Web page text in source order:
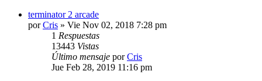
terminator 2 arcade
porCris » Vie Nov 02, 2018 7:28 pm
1 Respuestas
13443 Vistas
Último mensaje porCris
Jue Feb 28, 2019 11:16 pm